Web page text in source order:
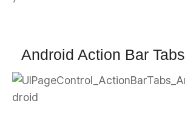
Android Action Bar Tabs